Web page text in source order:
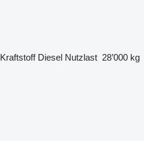
Kraftstoff Diesel Nutzlast 28’000 kg